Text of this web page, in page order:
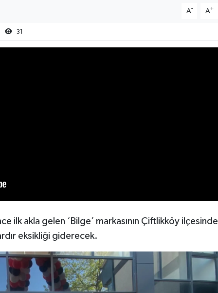
A- A+
31
ilk akla gelen ‘Bilge’ markasının Çiftlikköy ilçesinde
eksikliği giderecek.